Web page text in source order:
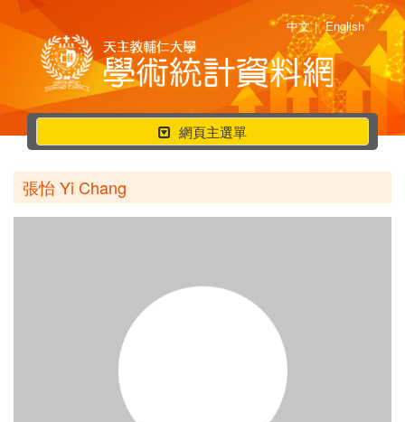
中文 | English
行
動
選
網頁主選單
張怡 Yi Chang